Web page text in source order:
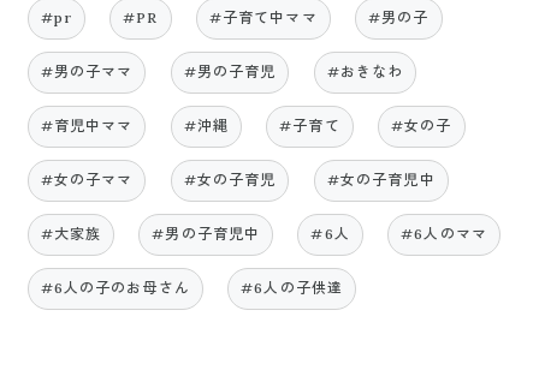
#pr #PR #子育て中ママ #男の子
#男の子ママ #男の子育児 #おきなわ
#育児中ママ #沖縄 #子育て #女の子
#女の子ママ #女の子育児 #女の子育児中
#大家族 #男の子育児中 #6人 #6人のママ
#6人の子のお母さん #6人の子供達